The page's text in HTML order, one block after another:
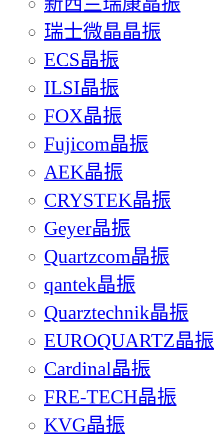
瑞士微晶晶振
ECS晶振
ILSI晶振
FOX晶振
Fujicom晶振
AEK晶振
CRYSTEK晶振
Geyer晶振
Quartzcom晶振
qantek晶振
Quarztechnik晶振
EUROQUARTZ晶振
Cardinal晶振
FRE-TECH晶振
KVG晶振